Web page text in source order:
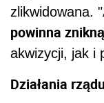
zlikwidowana. "
powinna
akwizycji, jak i
Działania rządu